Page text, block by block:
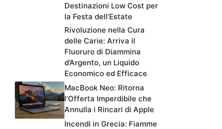
Destinazioni Low Cost per
la Festa dell’Estate
Rivoluzione nella Cura
delle Carie: Arriva il
Fluoruro di Diammina
d’Argento, un Liquido
Economico ed Efficace
MacBook Neo: Ritorna
l’Offerta Imperdibile che
Annulla i Rincari di Apple
Incendi in Grecia: Fiamme